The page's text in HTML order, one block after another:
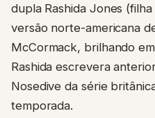
dupla Rashida Jones
versão norte-americana
McCormack, brilhando
Rashida escrevera
Nosedive da série
temporada.